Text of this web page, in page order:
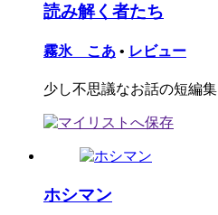
読み解く者たち
霧氷 こあ • レビュー
少し不思議なお話の短編集
ホシマン